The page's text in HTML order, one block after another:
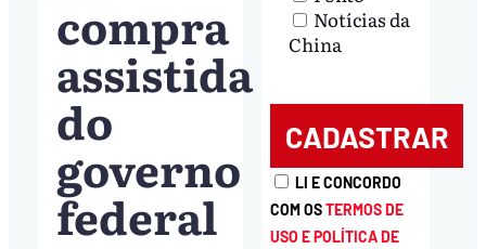
compra
assistida
do
governo
federal
Notícias da
China
LI E CONCORDO
COM OSTERMOS DE
USO E POLÍTICA DE